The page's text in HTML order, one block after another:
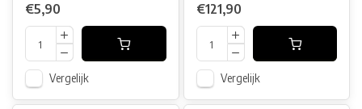
€5,90
Vergelijk
€121,90
Vergelijk